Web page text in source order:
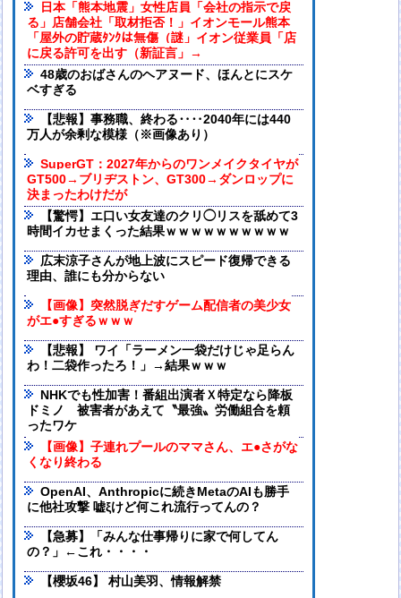
日本「熊本地震」女性店員「会社の指示で戻
る」店舗会社「取材拒否！」イオンモール熊本
「屋外の貯蔵ﾀﾝｸは無傷（謎」イオン従業員「店
に戻る許可を出す（新証言」→
48歳のおばさんのヘアヌード、ほんとにスケ
ベすぎる
【悲報】事務職、終わる‥‥2040年には440
万人が余剰な模様（※画像あり）
SuperGT：2027年からのワンメイクタイヤが
GT500→ブリヂストン、GT300→ダンロップに
決まったわけだが
【驚愕】エ口い女友達のクリ◯リスを舐めて3
時間イカせまくった結果ｗｗｗｗｗｗｗｗｗｗ
広末涼子さんが地上波にスピード復帰できる
理由、誰にも分からない
【画像】突然脱ぎだすゲーム配信者の美少女
がエ●すぎるｗｗｗ
【悲報】 ワイ「ラーメン一袋だけじゃ足らん
わ！二袋作ったろ！」→結果ｗｗｗ
NHKでも性加害！番組出演者Ｘ特定なら降板
ドミノ 被害者があえて〝最強〟労働組合を頼
ったワケ
【画像】子連れプールのママさん、エ●さがな
くなり終わる
OpenAI、Anthropicに続きMetaのAIも勝手
に他社攻撃 嘘ξけど何これ流行ってんの？
【急募】「みんな仕事帰りに家で何してん
の？」←これ・・・・
【櫻坂46】 村山美羽、情報解禁